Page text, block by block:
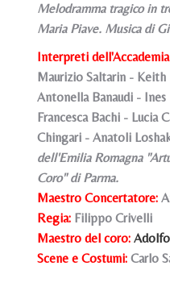
Melodramma tragico in
Maria Piave. Musica di
Interpreti
Maurizio Saltarin - Keith
Antonella Banaudi - Ines
Francesca Bachi - Lucia
Chingari - Anatoli
dell'Emilia Romagna
Coro" di Parma.
Maestro Concertatore:
Regia: Filippo Crivelli
Maestro del coro:
Scene e Costumi: Carlo